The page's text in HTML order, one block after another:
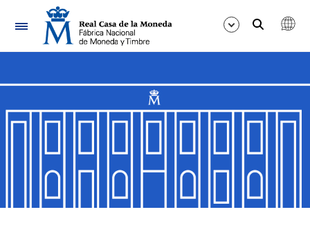
Nabigazioa
Erakutsi/Ezkutatu
Erakutsi/Ezkutatu
Erakutsi/Ezkutatu